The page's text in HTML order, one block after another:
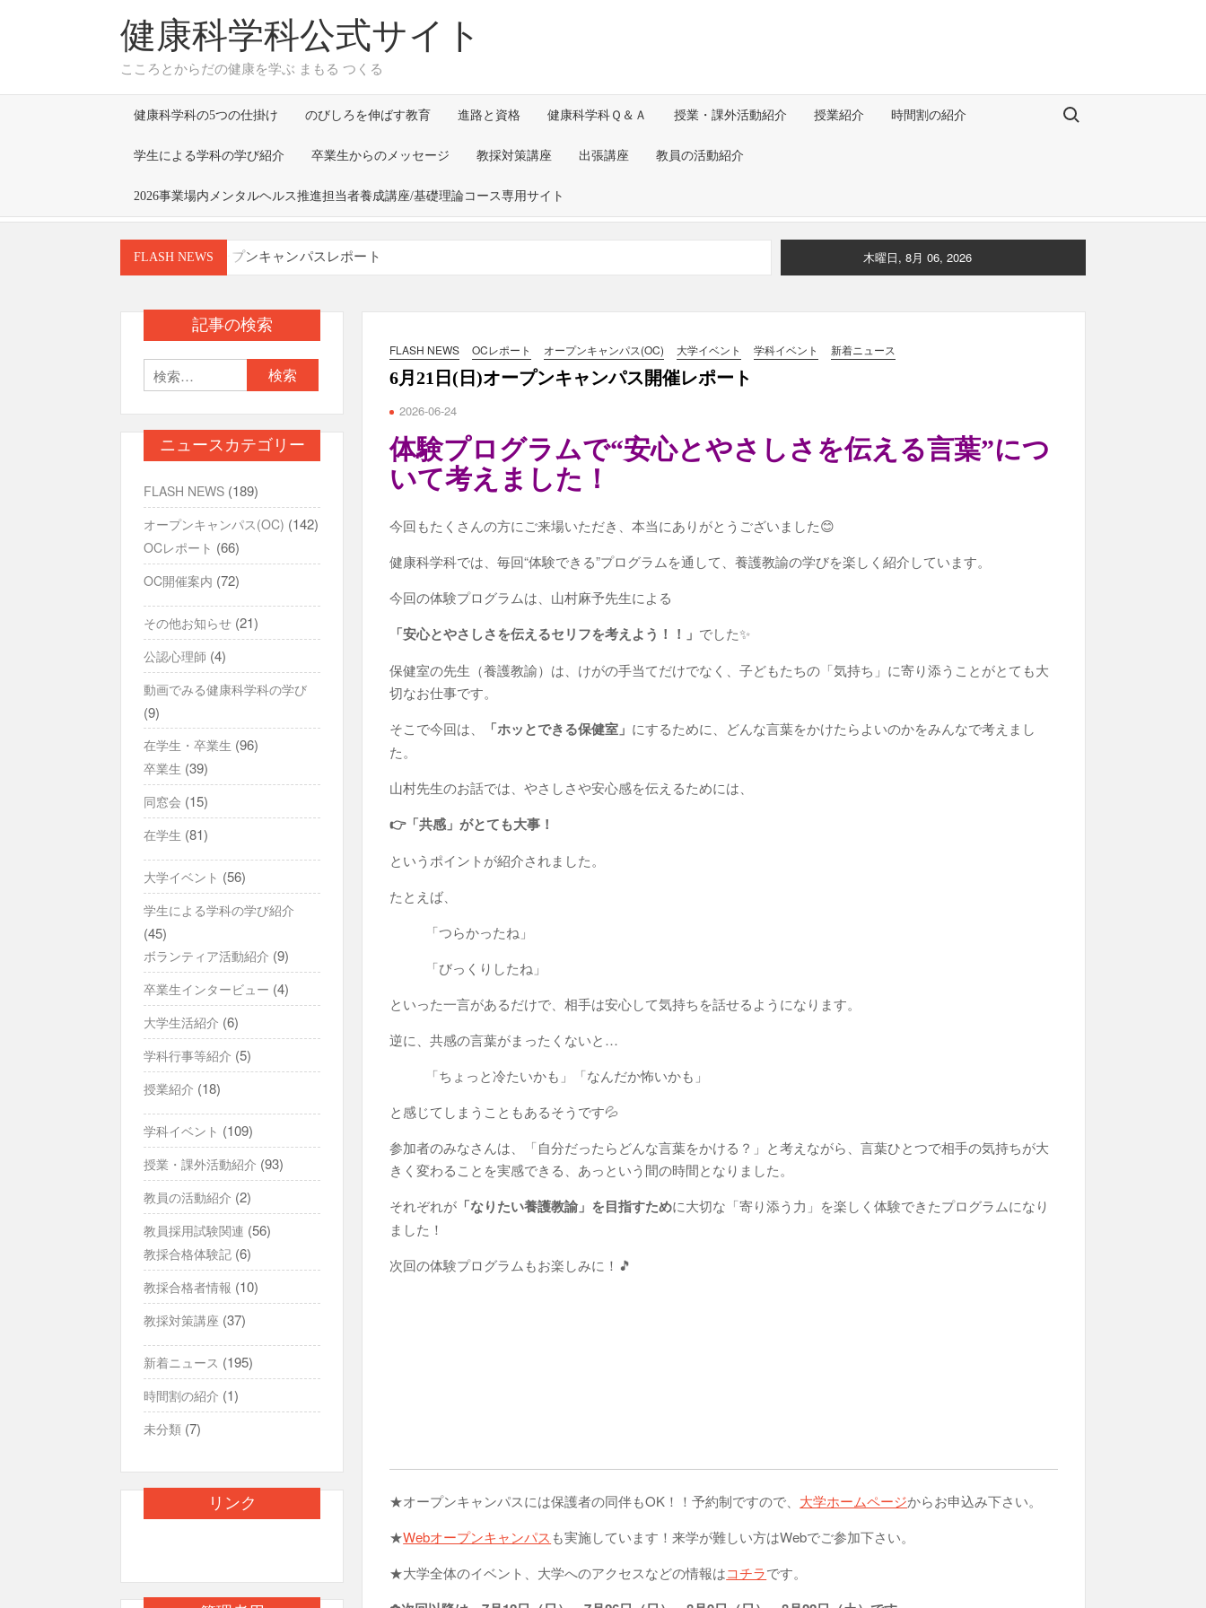
健康科学科公式サイト
こころとからだの健康を学ぶ まもる つくる
健康科学科の5つの仕掛け のびしろを伸ばす教育 進路と資格 健康科学科Ｑ＆Ａ 授業・課外活動紹介 授業紹介 時間割の紹介
学生による学科の学び紹介 卒業生からのメッセージ 教採対策講座 出張講座 教員の活動紹介
2026事業場内メンタルヘルス推進担当者養成講座/基礎理論コース専用サイト
Search for:
FLASH NEWS
７月26日(日) オープンキャンパスレポート
月27日）に掲載されました
「環境衛生実習」の授業で株式会社メイワパックスの工場見学を実施しました！
8/9,22にオープンキャンパスを開催します！
木曜日, 8月 06, 2026
FLASH NEWS OCレポート オープンキャンパス(OC) 大学イベント 学科イベント 新着ニュース
6月21日(日)オープンキャンパス開催レポート
2026-06-24
体験プログラムで“安心とやさしさを伝える言葉”につ
いて考えました！
今回もたくさんの方にご来場いただき、本当にありがとうございました😊
健康科学科では、毎回“体験できる”プログラムを通して、養護教諭の学びを楽しく紹介しています。
今回の体験プログラムは、山村麻予先生による
「安心とやさしさを伝えるセリフを考えよう！！」 でした✨
保健室の先生（養護教諭）は、けがの手当てだけでなく、子どもたちの「気持ち」に寄り添うことがとても大
切なお仕事です。
そこで今回は、
「ホッとできる保健室」 にするために、どんな言葉をかけたらよいのかをみんなで考えまし
た。
山村先生のお話では、やさしさや安心感を伝えるためには、
👉「共感」がとても大事！
というポイントが紹介されました。
たとえば、
「つらかったね」
「びっくりしたね」
といった一言があるだけで、相手は安心して気持ちを話せるようになります。
逆に、共感の言葉がまったくないと…
「ちょっと冷たいかも」「なんだか怖いかも」
と感じてしまうこともあるそうです💦
参加者のみなさんは、「自分だったらどんな言葉をかける？」と考えながら、言葉ひとつで相手の気持ちが大
きく変わることを実感できる、あっという間の時間となりました。
それぞれが 「なりたい養護教諭」を目指すために大切な「寄り添う力」を楽しく体験できたプログラムになり
ました！
次回の体験プログラムもお楽しみに！🎵
★オープンキャンパスには保護者の同伴もOK！！予約制ですので、 大学ホームページからお申込み下さい。
★Webオープンキャンパス も実施しています！来学が難しい方はWebでご参加下さい。
★大学全体のイベント、大学へのアクセスなどの情報はコチラです。
記事の検索
索:
ニュースカテゴリー
FLASH NEWS (189)
オープンキャンパス(OC) (142)
OCレポート (66)
OC開催案内 (72)
その他お知らせ (21)
公認心理師 (4)
動画でみる健康科学科の学び
(9)
在学生・卒業生 (96)
卒業生 (39)
同窓会 (15)
在学生 (81)
大学イベント (56)
学生による学科の学び紹介
(45)
ボランティア活動紹介 (9)
卒業生インタービュー (4)
大学生活紹介 (6)
学科行事等紹介 (5)
授業紹介 (18)
学科イベント (109)
授業・課外活動紹介 (93)
教員の活動紹介 (2)
教員採用試験関連 (56)
教採合格体験記 (6)
教採合格者情報 (10)
教採対策講座 (37)
新着ニュース (195)
時間割の紹介 (1)
未分類 (7)
リンク